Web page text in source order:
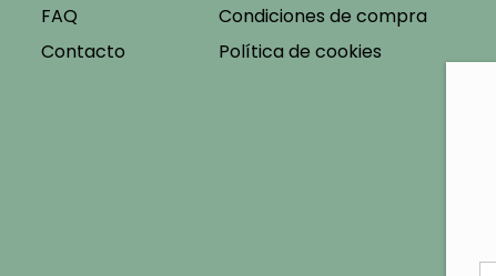
FAQ
Contacto
Condiciones de compra
Política de cookies